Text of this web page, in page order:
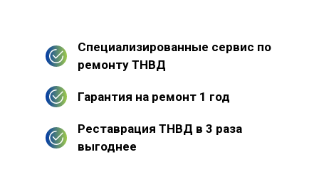
Специализированные сервис по
ремонту ТНВД
Гарантия на ремонт 1 год
Реставрация ТНВД в 3 раза
выгоднее